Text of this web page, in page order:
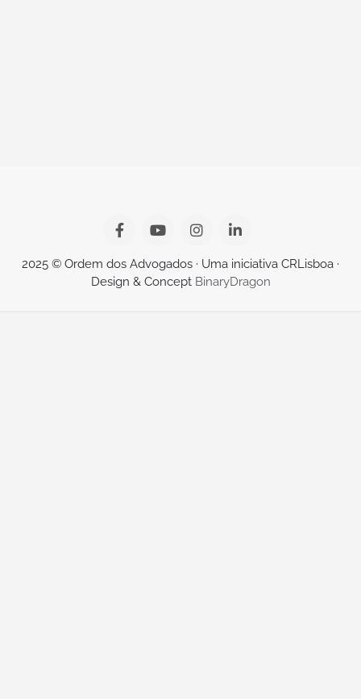
2025 © Ordem dos Advogados · Uma iniciativa CRLisboa ·
Design & Concept BinaryDragon